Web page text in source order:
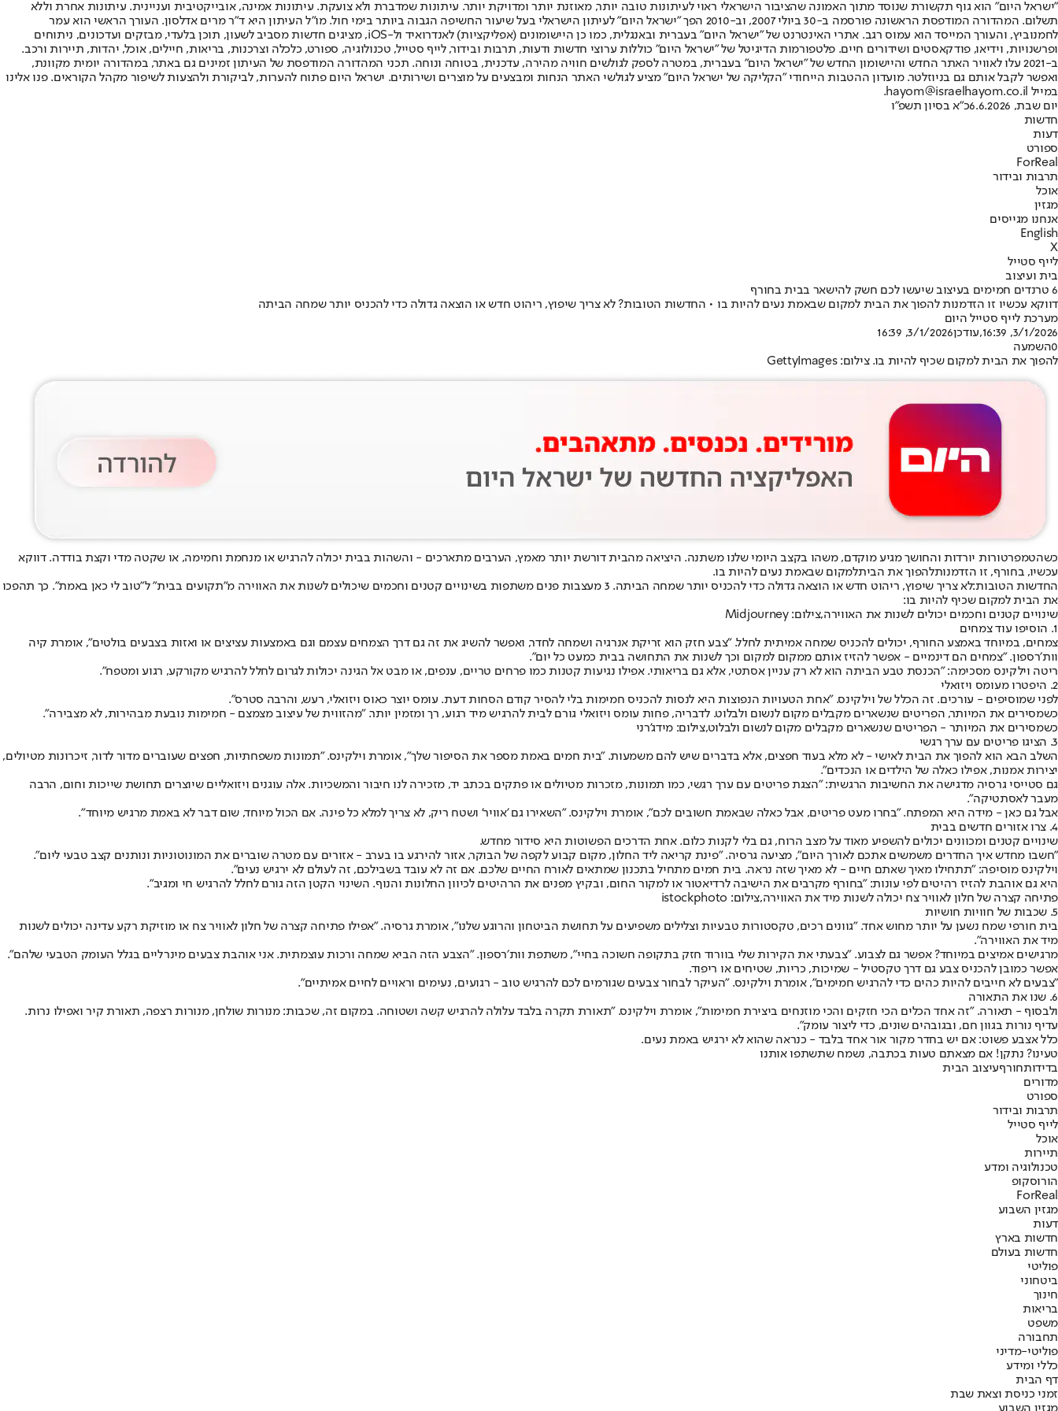
"ישראל היום" הוא גוף תקשורת שנוסד מתוך האמונה שהציבור הישראלי ראוי לעיתונות טובה יותר, מאוזנת יותר ומדויקת יותר. עיתונות שמדברת ולא צועקת. עיתונות אמינה, אובייקטיבית ועניינית. עיתונות אחרת וללא
תשלום. המהדורה המודפסת הראשונה פורסמה ב-30 ביולי 2007, וב-2010 הפך "ישראל היום" לעיתון הישראלי בעל שיעור החשיפה הגבוה ביותר בימי חול. מו"ל העיתון היא ד"ר מרים אדלסון. העורך הראשי הוא עמר
לחמנוביץ, והעורך המייסד הוא עמוס רגב. אתרי האינטרנט של "ישראל היום" בעברית ובאנגלית, כמו כן היישומונים (אפליקציות) לאנדרואיד ול-iOS, מציגים חדשות מסביב לשעון, תוכן בלעדי, מבזקים ועדכונים, ניתוחים
ופרשנויות, וידיאו, פודקאסטים ושידורים חיים. פלטפורמות הדיגיטל של "ישראל היום" כוללות ערוצי חדשות ודעות, תרבות ובידור, לייף סטייל, טכנולוגיה, ספורט, כלכלה וצרכנות, בריאות, חיילים, אוכל, יהדות, תיירות ורכב.
ב-2021 עלו לאוויר האתר החדש והיישומון החדש של "ישראל היום" בעברית, במטרה לספק לגולשים חוויה מהירה, עדכנית, בטוחה ונוחה. תכני המהדורה המודפסת של העיתון זמינים גם באתר, במהדורה יומית מקוונת,
ואפשר לקבל אותם גם בניוזלטר. מועדון ההטבות הייחודי "הקליקה של ישראל היום" מציע לגולשי האתר הנחות ומבצעים על מוצרים ושירותים. ישראל היום פתוח להערות, לביקורת ולהצעות לשיפור מקהל הקוראים. פנו אלינו
במייל hayom@israelhayom.co.il.
יום שבת, 6.6.2026
כ"א בסיון תשפ"ו
חדשות
דעות
ספורט
ForReal
תרבות ובידור
אוכל
מגזין
אנחנו מגייסים
English
X
לייף סטייל
בית ועיצוב
6 טרנדים חמימים בעיצוב שיעשו לכם חשק להישאר בבית בחורף
דווקא עכשיו זו הזדמנות להפוך את הבית למקום שבאמת נעים להיות בו • החדשות הטובות? לא צריך שיפוץ, ריהוט חדש או הוצאה גדולה כדי להכניס יותר שמחה הביתה
מערכת לייף סטייל היום
3/1/2026, 16:39
,עודכן3/1/2026, 16:39
0השמעה
להפוך את הבית למקום שכיף להיות בו. צילום: GettyImages
כשהטמפרטורות יורדות והחושך מגיע מוקדם, משהו בקצב היומי שלנו משתנה. היציאה מהבית דורשת יותר מאמץ, הערבים מתארכים - והשהות בבית יכולה להרגיש או מנחמת וחמימה, או שקטה מדי וקצת בודדה. דווקא
עכשיו, בחורף, זו הזדמנותלהפוך את הביתלמקום שבאמת נעים להיות בו.
החדשות הטובות:לא צריך שיפוץ
, ריהוט חדש או הוצאה גדולה כדי להכניס יותר שמחה הביתה. 3 מעצבות פנים משתפות בשינויים קטנים וחכמים שיכולים לשנות את האווירה מ"תקועים בבית" ל"טוב לי כאן באמת". כך תהפכו
את הבית למקום שכיף להיות בו:
שינויים קטנים וחכמים יכולים לשנות את האווירה,צילום: Midjourney
1. הוסיפו עוד צמחים
צמחים, במיוחד באמצע החורף, יכולים להכניס שמחה אמיתית לחלל. "צבע חזק הוא זריקת אנרגיה ושמחה לחדר, ואפשר להשיג את זה גם דרך הצמחים עצמם וגם באמצעות עציצים או ואזות בצבעים בולטים", אומרת קיה
וות׳רספון. "צמחים הם דינמיים - אפשר להזיז אותם ממקום למקום וכך לשנות את התחושה בבית כמעט כל יום".
ריטה וילקינס מסכימה: "הכנסת טבע הביתה הוא לא רק עניין אסתטי, אלא גם בריאותי. אפילו נגיעות קטנות כמו פרחים טריים, ענפים, או מבט אל הגינה יכולות לגרום לחלל להרגיש מקורקע, רגוע ומטפח".
2. היפטרו מעומס ויזואלי
לפני שמוסיפים - עורכים. זה הכלל של וילקינס. "אחת הטעויות הנפוצות היא לנסות להכניס חמימות בלי להסיר קודם הסחות דעת. עומס יוצר כאוס ויזואלי, רעש, והרבה סטרס".
כשמסירים את המיותר, הפריטים שנשארים מקבלים מקום לנשום ולבלוט. לדבריה, פחות עומס ויזואלי גורם לבית להרגיש מיד רגוע, רך ומזמין יותר. "מהזווית של עיצוב מצמצם - חמימות נובעת מבהירות, לא מצבירה".
כשמסירים את המיותר - הפריטים שנשארים מקבלים מקום לנשום ולבלוט,צילום: מידג'רני
3. הציגו פריטים עם ערך רגשי
השלב הבא הוא להפוך את הבית לאישי - לא מלא בעוד חפצים, אלא בדברים שיש להם משמעות. "בית חמים באמת מספר את הסיפור שלך", אומרת וילקינס. "תמונות משפחתיות, חפצים שעוברים מדור לדור, זיכרונות מטיולים,
יצירות אמנות, אפילו כאלה של הילדים או הנכדים".
גם סטייסי גרסיה מדגישה את החשיבות הרגשית: "הצגת פריטים עם ערך רגשי, כמו תמונות, מזכרות מטיולים או פתקים בכתב יד, מזכירה לנו חיבור והמשכיות. אלה עוגנים ויזואליים שיוצרים תחושת שייכות וחום, הרבה
מעבר לאסתטיקה".
אבל גם כאן - מידה היא המפתח. "בחרו מעט פריטים, אבל כאלה שבאמת חשובים לכם", אומרת וילקינס. "השאירו גם 'אוויר' ושטח ריק, לא צריך למלא כל פינה. אם הכול מיוחד, שום דבר לא באמת מרגיש מיוחד".
4. צרו אזורים חדשים בבית
שינויים קטנים ומכוונים יכולים להשפיע מאוד על מצב הרוח, גם בלי לקנות כלום. אחת הדרכים הפשוטות היא סידור מחדש.
"חשבו מחדש איך החדרים משמשים אתכם לאורך היום", מציעה גרסיה. "פינת קריאה ליד החלון, מקום קבוע לקפה של הבוקר, אזור להירגע בו בערב - אזורים עם מטרה שוברים את המונוטוניות ונותנים קצב טבעי ליום".
וילקינס מוסיפה: "תתחילו מאיך שאתם חיים - לא מאיך שזה נראה. בית חמים מתחיל בתכנון שמתאים לאורח החיים שלכם. אם זה לא עובד בשבילכם, זה לעולם לא ירגיש נעים".
היא גם אוהבת להזיז רהיטים לפי עונות: "בחורף מקרבים את הישיבה לרדיאטור או למקור החום, ובקיץ מפנים את הרהיטים לכיוון החלונות והנוף. השינוי הקטן הזה גורם לחלל להרגיש חי ומגיב".
פתיחה קצרה של חלון לאוויר צח יכולה לשנות מיד את האווירה,צילום: istockphoto
5. שכבות של חוויות חושיות
בית חורפי שמח נשען על יותר מחוש אחד. "גוונים רכים, טקסטורות טבעיות וצלילים משפיעים על תחושת הביטחון והרוגע שלנו", אומרת גרסיה. "אפילו פתיחה קצרה של חלון לאוויר צח או מוזיקת רקע עדינה יכולים לשנות
מיד את האווירה".
מרגישים אמיצים במיוחד? אפשר גם לצבוע. "צבעתי את הקירות שלי בוורוד חזק בתקופה חשוכה בחיי", משתפת וות׳רספון. "הצבע הזה הביא שמחה ורכות עוצמתית. אני אוהבת צבעים מינרליים בגלל העומק הטבעי שלהם".
אפשר כמובן להכניס צבע גם דרך טקסטיל - שמיכות, כריות, שטיחים או ריפוד.
"צבעים לא חייבים להיות כהים כדי להרגיש חמימים", אומרת וילקינס. "העיקר לבחור צבעים שגורמים לכם להרגיש טוב - רגועים, נעימים וראויים לחיים אמיתיים".
6. שנו את התאורה
ולבסוף - תאורה. "זה אחד הכלים הכי חזקים והכי מוזנחים ביצירת חמימות", אומרת וילקינס. "תאורת תקרה בלבד עלולה להרגיש קשה ושטוחה. במקום זה, שכבות: מנורות שולחן, מנורות רצפה, תאורת קיר ואפילו נרות.
עדיף נורות בגוון חם, ובגובהים שונים, כדי ליצור עומק".
כלל אצבע פשוט: אם יש בחדר מקור אור אחד בלבד - כנראה שהוא לא ירגיש באמת נעים.
טעינו? נתקן! אם מצאתם טעות בכתבה, נשמח שתשתפו אותנו
בדידותחורףעיצוב הבית
מדורים
ספורט
תרבות ובידור
לייף סטייל
אוכל
תיירות
טכנולוגיה ומדע
הורוסקופ
ForReal
מגזין השבוע
דעות
חדשות בארץ
חדשות בעולם
פוליטי
ביטחוני
חינוך
בריאות
משפט
תחבורה
פוליטי-מדיני
כללי ומידע
דף הבית
זמני כניסת וצאת שבת